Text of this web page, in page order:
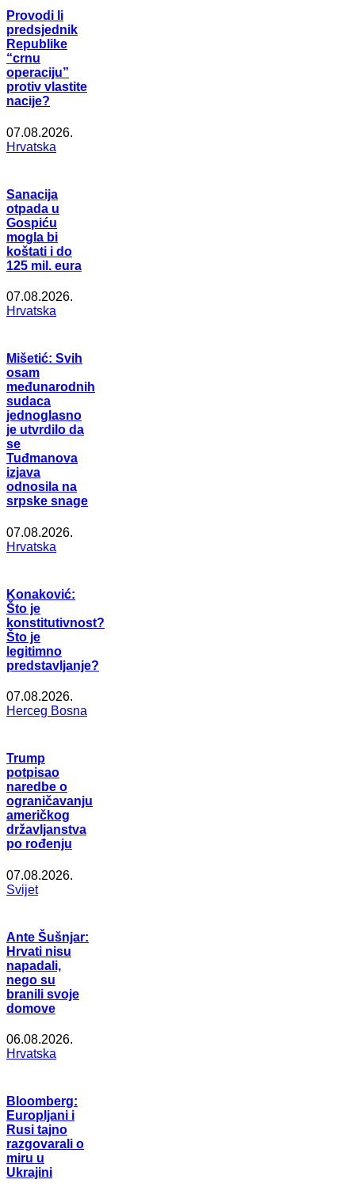
Provodi li
predsjednik
Republike
“crnu
operaciju”
protiv vlastite
nacije?
07.08.2026.
Hrvatska
Sanacija
otpada u
Gospiću
mogla bi
koštati i do
125 mil. eura
07.08.2026.
Hrvatska
Mišetić: Svih
osam
međunarodnih
sudaca
jednoglasno
je utvrdilo da
se
Tuđmanova
izjava
odnosila na
srpske snage
07.08.2026.
Hrvatska
Konaković:
Što je
konstitutivnost?
Što je
legitimno
predstavljanje?
07.08.2026.
Herceg Bosna
Trump
potpisao
naredbe o
ograničavanju
američkog
državljanstva
po rođenju
07.08.2026.
Svijet
Ante Šušnjar:
Hrvati nisu
napadali,
nego su
branili svoje
domove
06.08.2026.
Hrvatska
Bloomberg:
Europljani i
Rusi tajno
razgovarali o
miru u
Ukrajini